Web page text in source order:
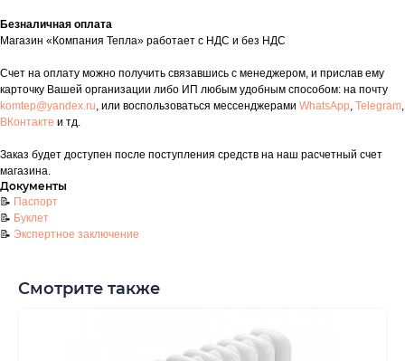
Безналичная оплата
Магазин «Компания Тепла» работает с НДС и без НДС
Счет на оплату можно получить связавшись с менеджером, и прислав ему
карточку Вашей организации либо ИП любым удобным способом: на почту
komtep@yandex.ru, или воспользоваться мессенджерами WhatsApp, Telegram,
ВКонтакте и тд.
Заказ будет доступен после поступления средств на наш расчетный счет
магазина.
Документы
📝 Паспорт
📝 Буклет
📝 Экспертное заключение
Смотрите также
Контакты
+7 (8552) 78-33-11
Заказать звонок